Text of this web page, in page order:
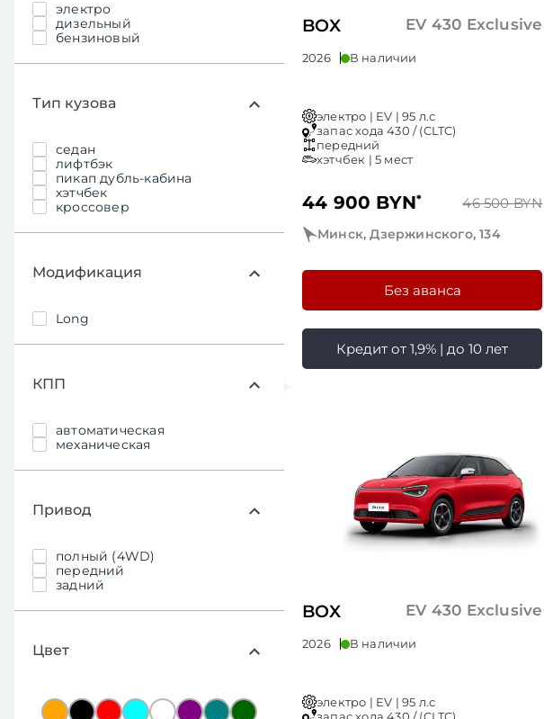
электро
дизельный
бензиновый
Тип кузова
седан
лифтбэк
пикап дубль-кабина
хэтчбек
кроссовер
Модификация
Long
КПП
автоматическая
механическая
Привод
полный (4WD)
передний
задний
Цвет
BOX EV 430 Exclusive
2026 В наличии
электро | EV | 95 л.с
запас хода 430 / (CLTC)
передний
хэтчбек | 5 мест
44 900 BYN* 46 500 BYN
Минск, Дзержинского, 134
Без аванса
Кредит от 1,9% | до 10 лет
BOX EV 430 Exclusive
2026 В наличии
электро | EV | 95 л.с
запас хода 430 / (CLTC)